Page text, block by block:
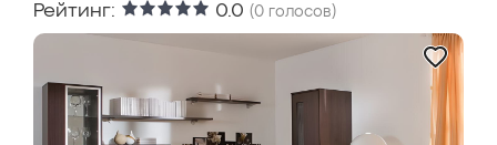
Рейтинг: 0.0 (0 голосов)